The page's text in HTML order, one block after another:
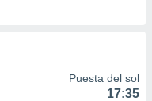
Puesta del sol
17:35